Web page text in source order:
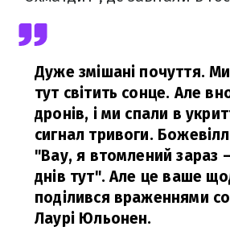
Дуже змішані почуття.
тут світить сонце. Але
дронів, і ми спали в
сигнал тривоги.
"Вау, я втомлений зараз
днів тут". Але це ваше
поділився враженнями
Лаурі Юльонен.